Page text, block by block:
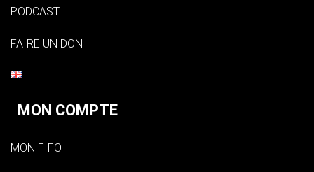
PODCAST
FAIRE UN DON
MON COMPTE
MON FIFO